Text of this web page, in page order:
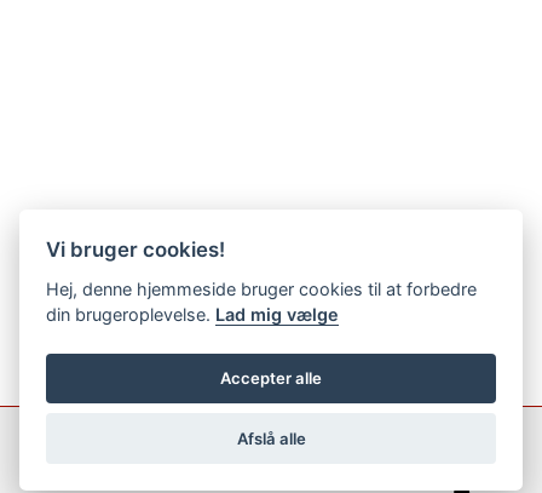
Vi bruger cookies!
Hej, denne hjemmeside bruger cookies til at forbedre
din brugeroplevelse. Lad mig vælge
Accepter alle
Afslå alle